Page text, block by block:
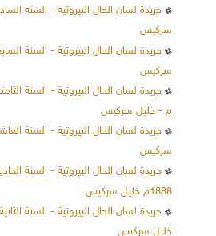
سركيس
سركيس
م - خليل سركيس
سركيس
1888م خليل سركيس
خليل سركيس